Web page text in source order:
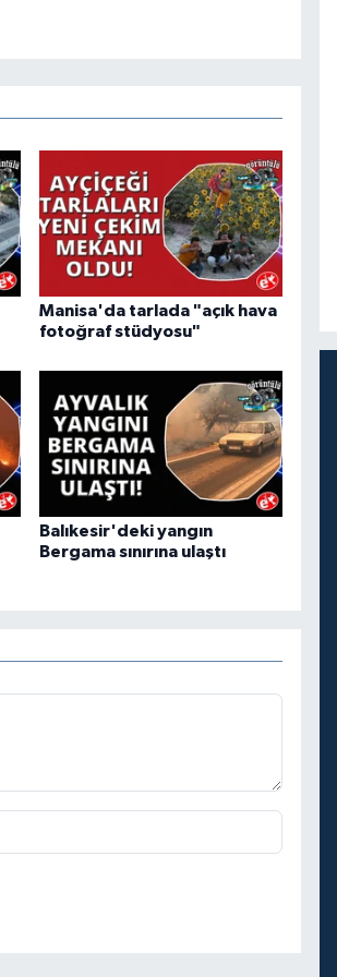
Manisa'da tarlada "açık hava
fotoğraf stüdyosu"
Balıkesir'deki yangın
Bergama sınırına ulaştı